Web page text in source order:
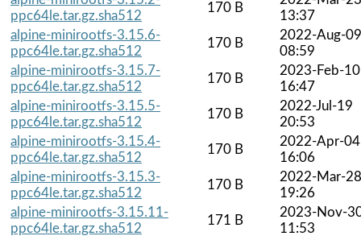
ppc64le.tar.gz.sha512
170 B
13:37
alpine-minirootfs-3.15.6-
ppc64le.tar.gz.sha512
170 B
2022-Aug-09
08:59
alpine-minirootfs-3.15.7-
ppc64le.tar.gz.sha512
170 B
2023-Feb-10
16:47
alpine-minirootfs-3.15.5-
ppc64le.tar.gz.sha512
170 B
2022-Jul-19
20:53
alpine-minirootfs-3.15.4-
ppc64le.tar.gz.sha512
170 B
2022-Apr-04
16:06
alpine-minirootfs-3.15.3-
ppc64le.tar.gz.sha512
170 B
2022-Mar-28
19:26
alpine-minirootfs-3.15.11-
ppc64le.tar.gz.sha512
171 B
2023-Nov-
11:53